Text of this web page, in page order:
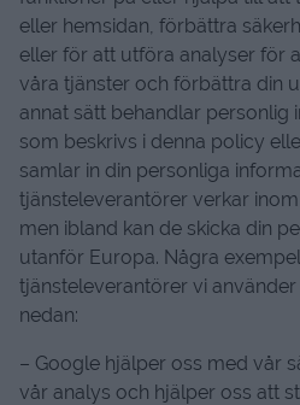
eller hemsidan, förbättra
eller för att utföra analyser för
våra tjänster och förbättra din
annat sätt behandlar
som beskrivs i denna policy
samlar in din personliga
tjänsteleverantörer verkar
men ibland kan de skicka din
utanför Europa. Några
tjänsteleverantörer vi
nedan:
– Google hjälper oss med vår
vår analys och hjälper oss att